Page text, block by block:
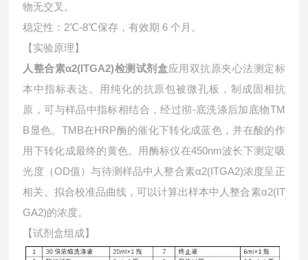
物无交叉。
稳定性：2℃-8℃保存，有效期 6 个月。
【实验原理】
人整合素α2(ITGA2)检测试剂盒应用双抗原夹心法测定标
本中指标表达。用纯化的抗原包被微孔板，制成固相抗
原，可与样品中指标相结合，经过彻-底洗涤后加底物TM
B显色。TMB在HRP酶的催化下转化成蓝色，并在酸的作
用下转化成最终的黄色。用酶标仪在450nm波长下测定吸
光度（OD值）与待测样品中 人整合素α2(ITGA2)浓度呈正
相关。拟合校准品曲线，可以计算出样本中 人整合素α2(IT
GA2)的浓度。
【试剂盒组成】